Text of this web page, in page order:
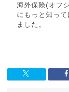
海外保険(オフ
にもっと知っ
ました。